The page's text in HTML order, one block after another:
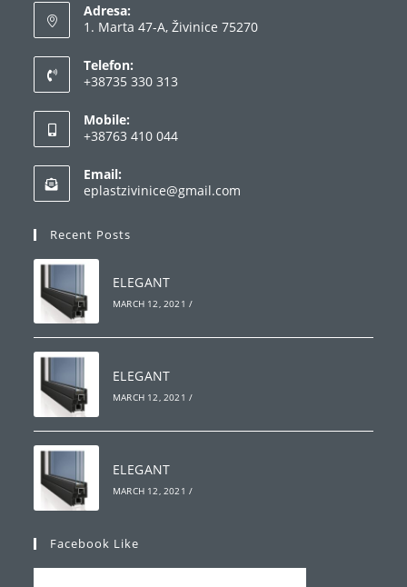
Adresa:
1. Marta 47-A, Živinice 75270
Telefon:
+38735 330 313
in
your
application
Mobile:
+38763 410 044
in
your
Email:
eplastzivinice@gmail.com
Recent Posts
ELEGANT
MARCH 12, 2021 /
ELEGANT
MARCH 12, 2021 /
ELEGANT
MARCH 12, 2021 /
Facebook Like